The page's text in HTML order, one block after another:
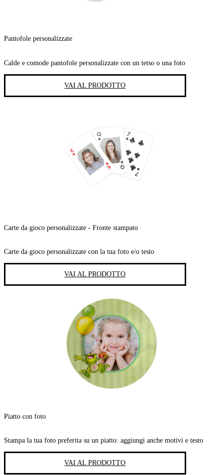
Pantofole personalizzate
Calde e comode pantofole personalizzate con un tetso o una foto
VAI AL PRODOTTO
Carte da gioco personalizzate - Fronte stampato
Carte da gioco personalizzate con la tua foto e/o testo
VAI AL PRODOTTO
Piatto con foto
Stampa la tua foto preferita su un piatto: aggiungi anche motivi e testo
VAI AL PRODOTTO